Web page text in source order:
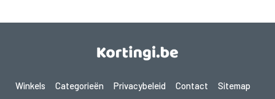
Winkels Categorieën Privacybeleid Contact Sitemap